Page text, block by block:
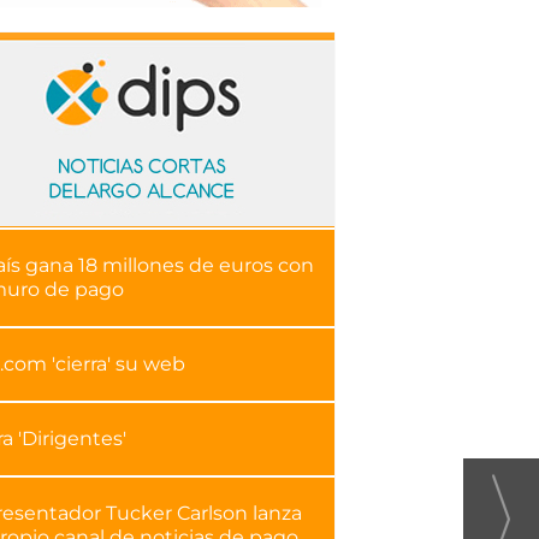
gana 18 millones de euros con
de pago
'cierra' su web
'Dirigentes'
Tucker Carlson lanza